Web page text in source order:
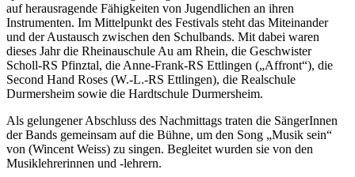
auf herausragende Fähigkeiten von Jugendlichen an ihren
Instrumenten. Im Mittelpunkt des Festivals steht das Miteinander
und der Austausch zwischen den Schulbands. Mit dabei waren
dieses Jahr die Rheinauschule Au am Rhein, die Geschwister
Scholl-RS Pfinztal, die Anne-Frank-RS Ettlingen („Affront“), die
Second Hand Roses (W.-L.-RS Ettlingen), die Realschule
Durmersheim sowie die Hardtschule Durmersheim.
Als gelungener Abschluss des Nachmittags traten die SängerInnen
der Bands gemeinsam auf die Bühne, um den Song „Musik sein“
von (Wincent Weiss) zu singen. Begleitet wurden sie von den
Musiklehrerinnen und -lehrern.